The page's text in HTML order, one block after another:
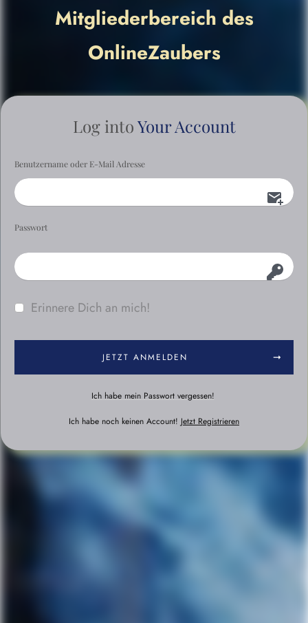
Mitgliederbereich des
OnlineZaubers
Log intoYour Account
Benutzername oder E-Mail Adresse
Passwort
Erinnere Dich an mich!
JETZT ANMELDEN
Ich habe mein Passwort vergessen!
Ich habe noch keinen Account! Jetzt Registrieren